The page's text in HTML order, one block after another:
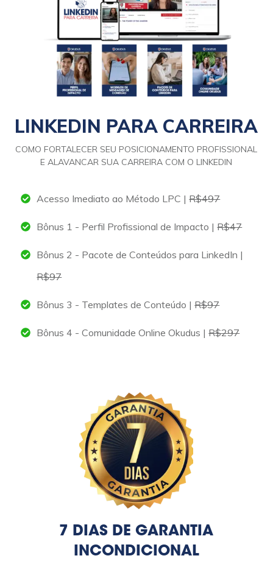
LINKEDIN PARA CARREIRA
COMO FORTALECER SEU POSICIONAMENTO PROFISSIONAL
E ALAVANCAR SUA CARREIRA COM O LINKEDIN
Acesso Imediato ao Método LPC |R$497
Bônus 1 - Perfil Profissional de Impacto |R$47
Bônus 2 - Pacote de Conteúdos para LinkedIn |
R$97
Bônus 3 - Templates de Conteúdo |R$97
Bônus 4 - Comunidade Online Okudus |R$297
7 DIAS DE GARANTIA
INCONDICIONAL